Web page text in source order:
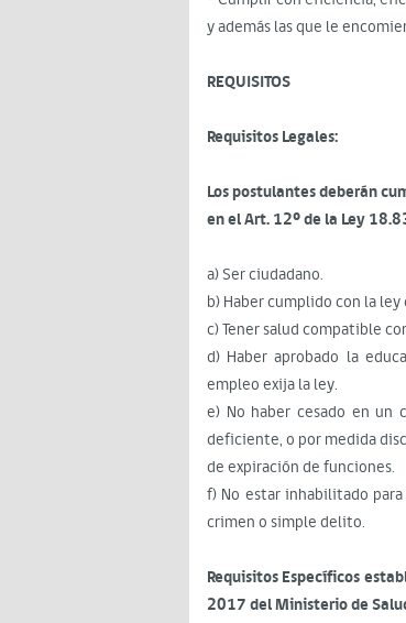
y además las que le
REQUISITOS
Requisitos Legales:
Los postulantes deberán
en el Art. 12º de la Ley
a) Ser ciudadano.
b) Haber cumplido con la
c) Tener salud compatible
d) Haber aprobado la
empleo exija la ley.
e) No haber cesado en un
deficiente, o por medida
de expiración de funciones.
f) No estar inhabilitado
crimen o simple delito.
Requisitos Específicos
2017 del Ministerio de